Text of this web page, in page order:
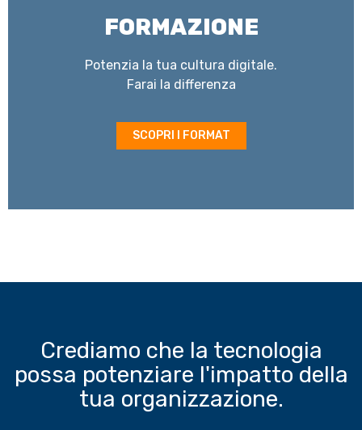
FORMAZIONE
Potenzia la tua cultura digitale.
Farai la differenza
SCOPRI I FORMAT
Crediamo che la tecnologia
possa potenziare l'impatto della
tua organizzazione.